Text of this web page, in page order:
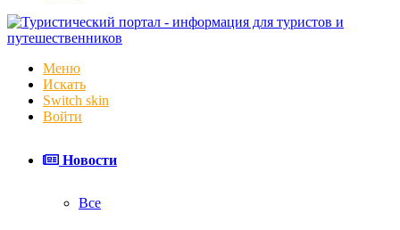
Меню
Искать
Switch skin
Войти
Новости
Все